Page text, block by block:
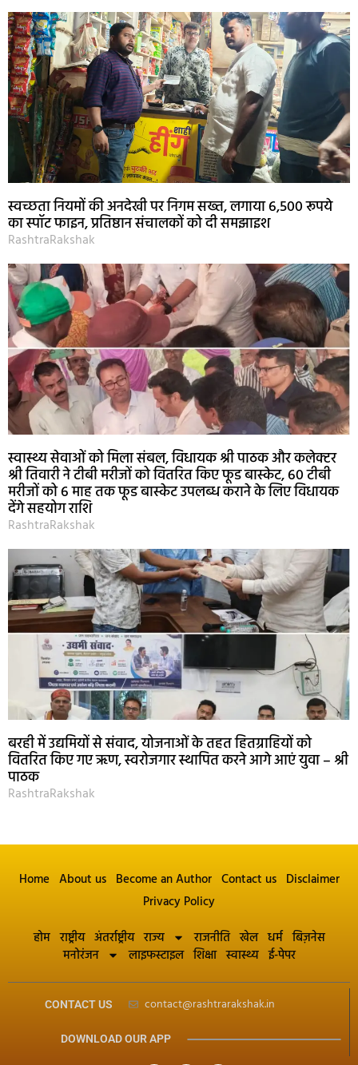
स्वच्छता नियमों की अनदेखी पर निगम सख्त, लगाया 6,500 रूपये
का स्पॉट फाइन, प्रतिष्ठान संचालकों को दी समझाइश
RashtraRakshak
स्वास्थ्य सेवाओं को मिला संबल, विधायक श्री पाठक और कलेक्टर
श्री तिवारी ने टीबी मरीजों को वितरित किए फूड बास्केट, 60 टीबी
मरीजों को 6 माह तक फूड बास्केट उपलब्ध कराने के लिए विधायक
देंगे सहयोग राशि
RashtraRakshak
बरही में उद्यमियों से संवाद, योजनाओं के तहत हितग्राहियों को
वितरित किए गए ऋण, स्वरोजगार स्थापित करने आगे आएं युवा – श्री
पाठक
RashtraRakshak
Home About us Become an Author Contact us Disclaimer
Privacy Policy
होम राष्ट्रीय अंतर्राष्ट्रीय राज्य राजनीति खेल धर्म बिज़नेस
मनोरंजन
लाइफस्टाइल शिक्षा स्वास्थ्य ई-पेपर
CONTACT US contact@rashtrarakshak.in
DOWNLOAD OUR APP